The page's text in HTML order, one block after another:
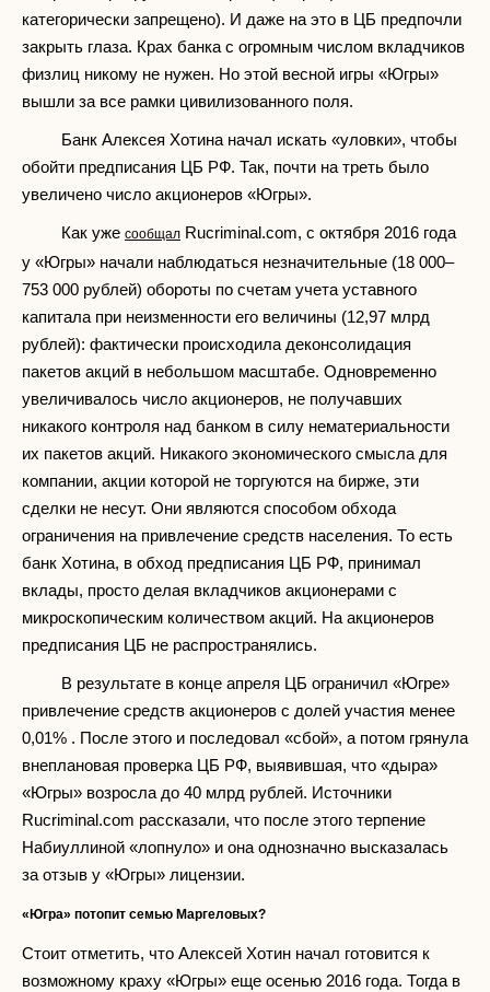
категорически запрещено). И даже на это в ЦБ предпочли
закрыть глаза. Крах банка с огромным числом вкладчиков
физлиц никому не нужен. Но этой весной игры «Югры»
вышли за все рамки цивилизованного поля.
Банк Алексея Хотина начал искать «уловки», чтобы
обойти предписания ЦБ РФ. Так, почти на треть было
увеличено число акционеров «Югры».
Как уже сообщал Rucriminal.com, с октября 2016 года
у «Югры» начали наблюдаться незначительные (18 000–
753 000 рублей) обороты по счетам учета уставного
капитала при неизменности его величины (12,97 млрд
рублей): фактически происходила деконсолидация
пакетов акций в небольшом масштабе. Одновременно
увеличивалось число акционеров, не получавших
никакого контроля над банком в силу нематериальности
их пакетов акций. Никакого экономического смысла для
компании, акции которой не торгуются на бирже, эти
сделки не несут. Они являются способом обхода
ограничения на привлечение средств населения. То есть
банк Хотина, в обход предписания ЦБ РФ, принимал
вклады, просто делая вкладчиков акционерами с
микроскопическим количеством акций. На акционеров
предписания ЦБ не распространялись.
В результате в конце апреля ЦБ ограничил «Югре»
привлечение средств акционеров с долей участия менее
0,01% . После этого и последовал «сбой», а потом грянула
внеплановая проверка ЦБ РФ, выявившая, что «дыра»
«Югры» возросла до 40 млрд рублей. Источники
Rucriminal.com рассказали, что после этого терпение
Набиуллиной «лопнуло» и она однозначно высказалась
за отзыв у «Югры» лицензии.
«Югра» потопит семью Маргеловых?
Стоит отметить, что Алексей Хотин начал готовится к
возможному краху «Югры» еще осенью 2016 года. Тогда в